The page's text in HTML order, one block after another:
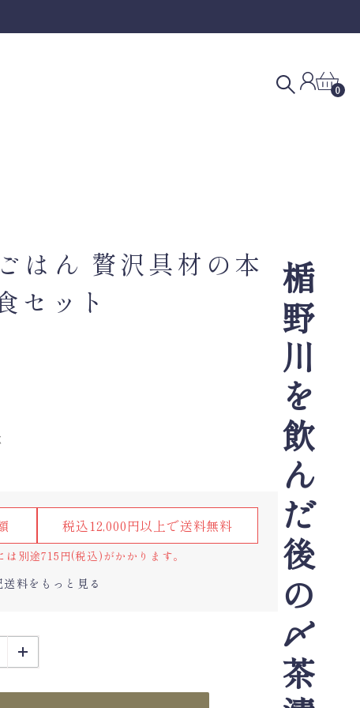
0
はん 贅沢具材の本
セット
税込12,000円以上で送料無料
別途715円(税込)がかかります。
送料をもっと見る
楯野川を飲んだ後の〆茶漬け